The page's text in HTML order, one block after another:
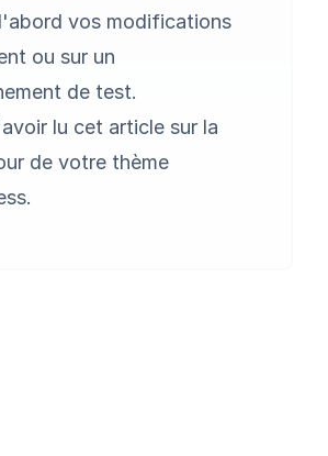
vos modifications
ou sur un
de test.
lu cet article sur la
de votre thème